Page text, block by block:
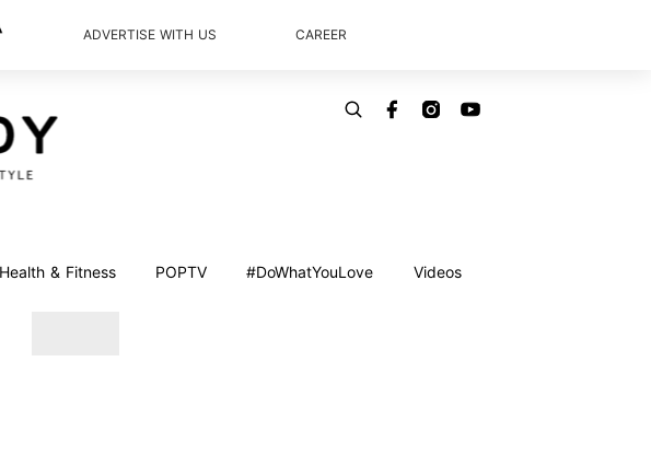
ADVERTISE WITH US CAREER
Health & Fitness POPTV #DoWhatYouLove Videos